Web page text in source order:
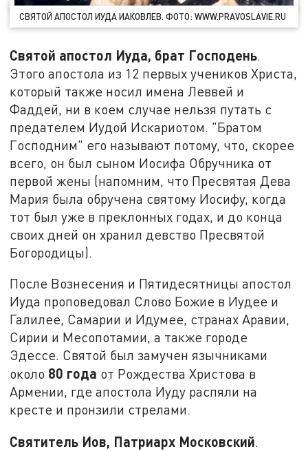
СВЯТОЙ АПОСТОЛ ИУДА ИАКОВЛЕВ. ФОТО: WWW.PRAVOSLAVIE.RU
Святой апостол Иуда, брат Господень.
Этого апостола из 12 первых учеников Христа,
который также носил имена Леввей и
Фаддей, ни в коем случае нельзя путать с
предателем Иудой Искариотом. "Братом
Господним" его называют потому, что, скорее
всего, он был сыном Иосифа Обручника от
первой жены (напомним, что Пресвятая Дева
Мария была обручена святому Иосифу, когда
тот был уже в преклонных годах, и до конца
своих дней он хранил девство Пресвятой
Богородицы).
После Вознесения и Пятидесятницы апостол
Иуда проповедовал Слово Божие в Иудее и
Галилее, Самарии и Идумее, странах Аравии,
Сирии и Месопотамии, а также городе
Эдессе. Святой был замучен язычниками
около 80 года от Рождества Христова в
Армении, где апостола Иуду распяли на
кресте и пронзили стрелами.
Святитель Иов, Патриарх Московский.